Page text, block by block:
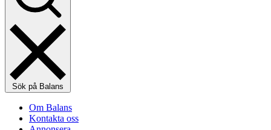
Sök på Balans
Om Balans
Kontakta oss